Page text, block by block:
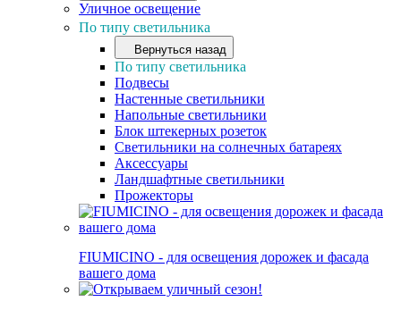
Уличное освещение
По типу светильника
Вернуться назад
По типу светильника
Подвесы
Настенные светильники
Напольные светильники
Блок штекерных розеток
Светильники на солнечных батареях
Аксессуары
Ландшафтные светильники
Прожекторы
FIUMICINO - для освещения дорожек и фасада
вашего дома